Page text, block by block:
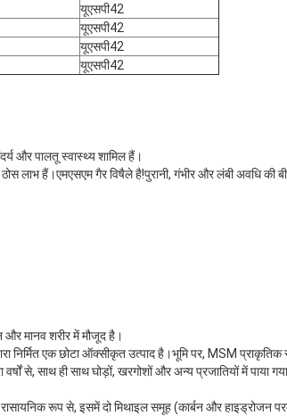
यूएसपी42
यूएसपी42
यूएसपी42
यूएसपी42
और पालतू स्वास्थ्य शामिल हैं।
हैं।एमएसएम गैर विषैले है!पुरानी, ​​गंभीर और लंबी अवधि की
और मानव शरीर में मौजूद है।
निर्मित एक छोटा ऑक्सीकृत उत्पाद है।भूमि पर, MSM
से, साथ ही साथ घोड़ों, खरगोशों और अन्य प्रजातियों में पाया
रूप से, इसमें दो मिथाइल समूह (कार्बन और हाइड्रोजन